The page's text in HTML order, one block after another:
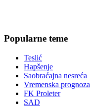
Popularne teme
Teslić
Hapšenje
Saobraćajna nesreća
Vremenska prognoza
FK Proleter
SAD